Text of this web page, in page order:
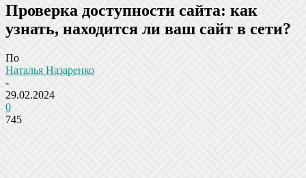
Проверка доступности сайта: как
узнать, находится ли ваш сайт в сети?
По
Наталья Назаренко
-
29.02.2024
0
745